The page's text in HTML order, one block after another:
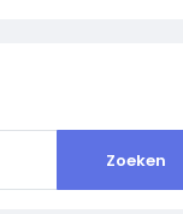
Zoeken